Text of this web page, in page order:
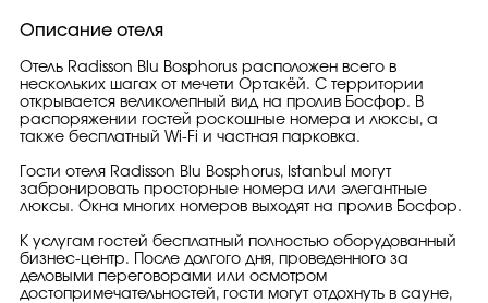
Описание отеля
Отель Radisson Blu Bosphorus расположен всего в
нескольких шагах от мечети Ортакёй. С территории
открывается великолепный вид на пролив Босфор. В
распоряжении гостей роскошные номера и люксы, а
также бесплатный Wi-Fi и частная парковка.
Гости отеля Radisson Blu Bosphorus, Istanbul могут
забронировать просторные номера или элегантные
люксы. Окна многих номеров выходят на пролив Босфор.
К услугам гостей бесплатный полностью оборудованный
бизнес-центр. После долгого дня, проведенного за
деловыми переговорами или осмотром
достопримечательностей, гости могут отдохнуть в сауне,